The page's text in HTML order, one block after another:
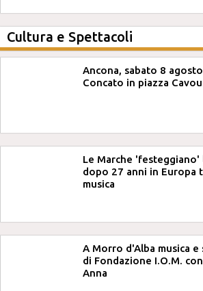
Cultura e Spettacoli
Ancona, sabato 8
Concato in piazza
Le Marche 'festeggiano'
dopo 27 anni in Europa
musica
A Morro d'Alba musica
di Fondazione I.O.M.
Anna